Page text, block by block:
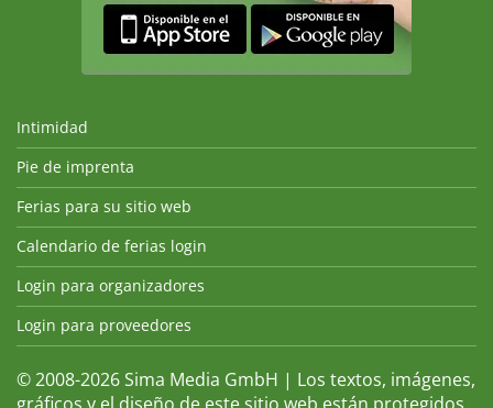
Intimidad
Pie de imprenta
Ferias para su sitio web
Calendario de ferias login
Login para organizadores
Login para proveedores
© 2008-2026 Sima Media GmbH | Los textos, imágenes,